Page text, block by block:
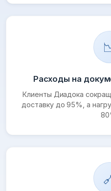
Расходы на
Клиенты Диадока
доставку до 95%, а